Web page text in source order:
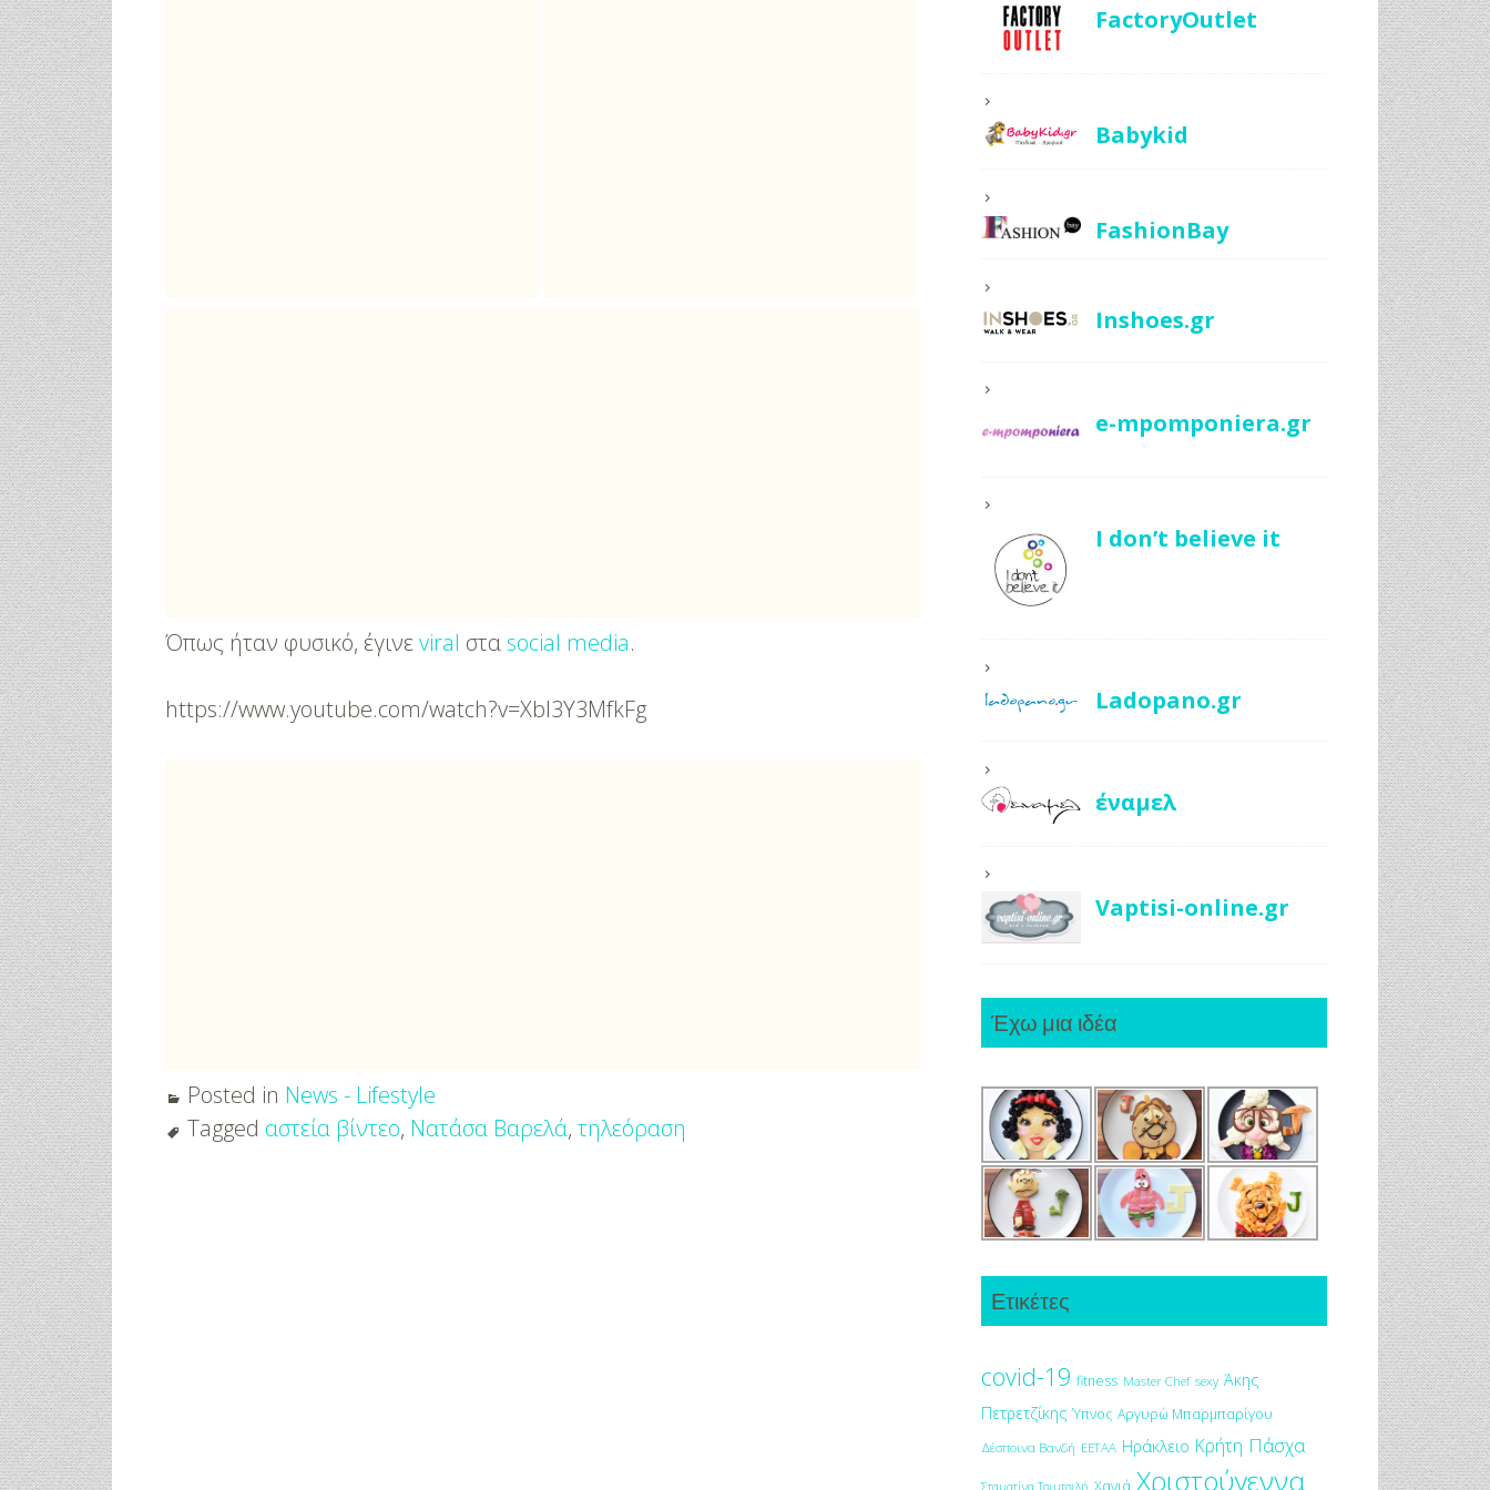
Όπως ήταν φυσικό, έγινεviral στα social media.
https://www.youtube.com/watch?v=Xbl3Y3MfkFg
Posted in News - Lifestyle
Tagged αστεία βίντεο, Νατάσα Βαρελά,τηλεόραση
FactoryOutlet
Babykid
FashionBay
Inshoes.gr
e-mpomponiera.gr
I don’t believe it
Ladopano.gr
έναμελ
Vaptisi-online.gr
Έχω μια ιδέα
Ετικέτες
covid-19 fitness Master Chef sexy Άκης
Πετρετζίκης Ύπνος Αργυρώ Μπαρμπαρίγου
Δέσποινα Βανδή ΕΕΤΑΑ Ηράκλειο Κρήτη Πάσχα
Σταματίνα Τσιμτσιλή Χανιά Χριστούγεννα